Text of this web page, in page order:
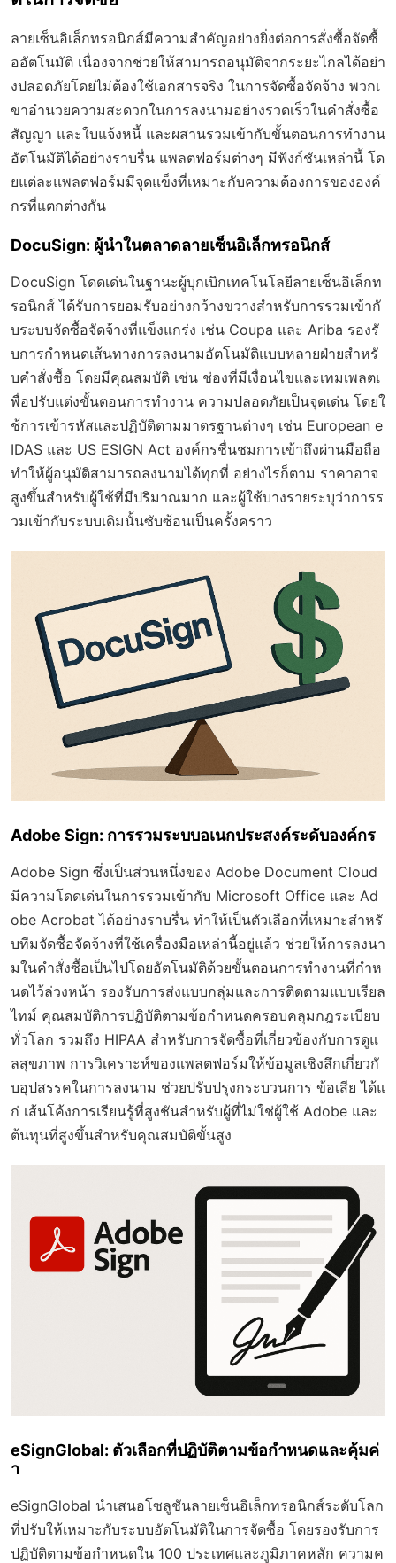
ลายเซ็นอิเล็กทรอนิกส์มีความสำคัญอย่างยิ่งต่อการสั่งซื้อจัดซื้
ออัตโนมัติ เนื่องจากช่วยให้สามารถอนุมัติจากระยะไกลได้อย่า
งปลอดภัยโดยไม่ต้องใช้เอกสารจริง ในการจัดซื้อจัดจ้าง พวกเ
ขาอำนวยความสะดวกในการลงนามอย่างรวดเร็วในคำสั่งซื้อ
สัญญา และใบแจ้งหนี้ และผสานรวมเข้ากับขั้นตอนการทำงาน
อัตโนมัติได้อย่างราบรื่น แพลตฟอร์มต่างๆ มีฟังก์ชันเหล่านี้ โด
ยแต่ละแพลตฟอร์มมีจุดแข็งที่เหมาะกับความต้องการขององค์
กรที่แตกต่างกัน
DocuSign: ผู้นำในตลาดลายเซ็นอิเล็กทรอนิกส์
DocuSign โดดเด่นในฐานะผู้บุกเบิกเทคโนโลยีลายเซ็นอิเล็กท
รอนิกส์ ได้รับการยอมรับอย่างกว้างขวางสำหรับการรวมเข้ากั
บระบบจัดซื้อจัดจ้างที่แข็งแกร่ง เช่น Coupa และ Ariba รองรั
บการกำหนดเส้นทางการลงนามอัตโนมัติแบบหลายฝ่ายสำหรั
บคำสั่งซื้อ โดยมีคุณสมบัติ เช่น ช่องที่มีเงื่อนไขและเทมเพลตเ
พื่อปรับแต่งขั้นตอนการทำงาน ความปลอดภัยเป็นจุดเด่น โดยใ
ช้การเข้ารหัสและปฏิบัติตามมาตรฐานต่างๆ เช่น European e
IDAS และ US ESIGN Act องค์กรชื่นชมการเข้าถึงผ่านมือถือ
ทำให้ผู้อนุมัติสามารถลงนามได้ทุกที่ อย่างไรก็ตาม ราคาอาจ
สูงขึ้นสำหรับผู้ใช้ที่มีปริมาณมาก และผู้ใช้บางรายระบุว่าการร
วมเข้ากับระบบเดิมนั้นซับซ้อนเป็นครั้งคราว
Adobe Sign: การรวมระบบอเนกประสงค์ระดับองค์กร
Adobe Sign ซึ่งเป็นส่วนหนึ่งของ Adobe Document Cloud
มีความโดดเด่นในการรวมเข้ากับ Microsoft Office และ Ad
obe Acrobat ได้อย่างราบรื่น ทำให้เป็นตัวเลือกที่เหมาะสำหรั
บทีมจัดซื้อจัดจ้างที่ใช้เครื่องมือเหล่านี้อยู่แล้ว ช่วยให้การลงนา
มในคำสั่งซื้อเป็นไปโดยอัตโนมัติด้วยขั้นตอนการทำงานที่กำห
นดไว้ล่วงหน้า รองรับการส่งแบบกลุ่มและการติดตามแบบเรียล
ไทม์ คุณสมบัติการปฏิบัติตามข้อกำหนดครอบคลุมกฎระเบียบ
ทั่วโลก รวมถึง HIPAA สำหรับการจัดซื้อที่เกี่ยวข้องกับการดูแ
ลสุขภาพ การวิเคราะห์ของแพลตฟอร์มให้ข้อมูลเชิงลึกเกี่ยวกั
บอุปสรรคในการลงนาม ช่วยปรับปรุงกระบวนการ ข้อเสีย ได้แ
ก่ เส้นโค้งการเรียนรู้ที่สูงชันสำหรับผู้ที่ไม่ใช่ผู้ใช้ Adobe และ
ต้นทุนที่สูงขึ้นสำหรับคุณสมบัติขั้นสูง
eSignGlobal: ตัวเลือกที่ปฏิบัติตามข้อกำหนดและคุ้มค่
า
eSignGlobal นำเสนอโซลูชันลายเซ็นอิเล็กทรอนิกส์ระดับโลก
ที่ปรับให้เหมาะกับระบบอัตโนมัติในการจัดซื้อ โดยรองรับการ
ปฏิบัติตามข้อกำหนดใน 100 ประเทศและภูมิภาคหลัก ความค